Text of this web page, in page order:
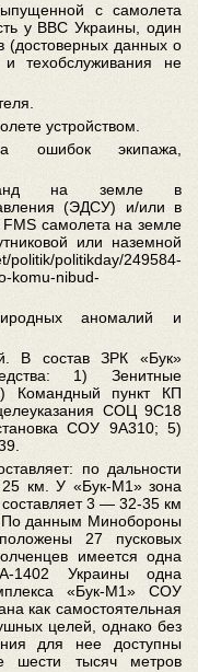
с самолета
у ВВС Украины, один
(достоверных данных о
техобслуживания не
устройством.
ошибок экипажа,
на земле в
(ЭДСУ) и/или в
FMS самолета на земле
или наземной
politikday/249584-
komu-nibud-
аномалий и
В состав ЗРК «Бук»
1) Зенитные
Командный пункт КП
СОЦ 9С18
СОУ 9А310; 5)
по дальности
км. У «Бук-М1» зона
3 — 32-35 км
По данным Минобороны
27 пусковых
имеется одна
1402 Украины одна
«Бук-М1» СОУ
как самостоятельная
целей, однако без
для нее доступны
шести тысяч метров